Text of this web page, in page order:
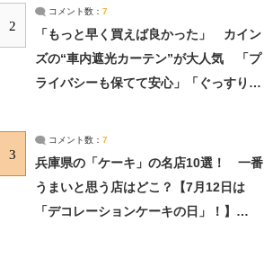
2
コメント数： 7
「もっと早く買えば良かった」 カイン
ズの“車内遮光カーテン”が大人気 「プ
ライバシーも保てて安心」「ぐっすり眠
3
コメント数： 7
兵庫県の「ケーキ」の名店10選！ 一番
うまいと思う店はどこ？【7月12日は
「デコレーションケーキの日」！】